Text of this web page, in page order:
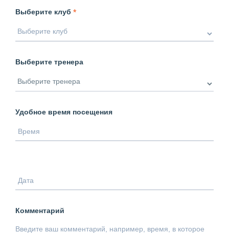
Выберите клуб *
Выберите тренера
Удобное время посещения
Комментарий